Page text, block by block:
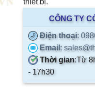
CÔNG TY
Điện thoại:
Email:
Thời gian:Từ
- 17h30